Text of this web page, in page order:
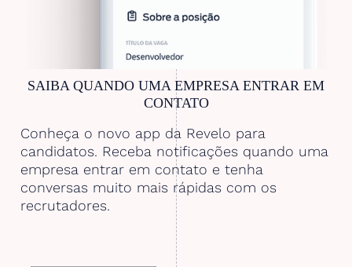
SAIBA QUANDO UMA EMPRESA ENTRAR EM
CONTATO
Conheça o novo app da Revelo para
candidatos. Receba notificações quando uma
empresa entrar em contato e tenha
conversas muito mais rápidas com os
recrutadores.